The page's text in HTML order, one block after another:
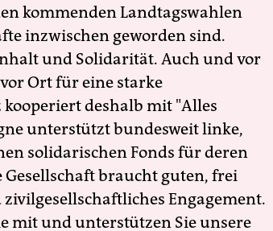
kommenden Landtagswahlen
inzwischen geworden sind.
und Solidarität. Auch und vor
Ort für eine starke
deshalb mit "Alles
unterstützt bundesweit linke,
solidarischen Fonds für deren
braucht guten, frei
Engagement.
mit und unterstützen Sie unsere